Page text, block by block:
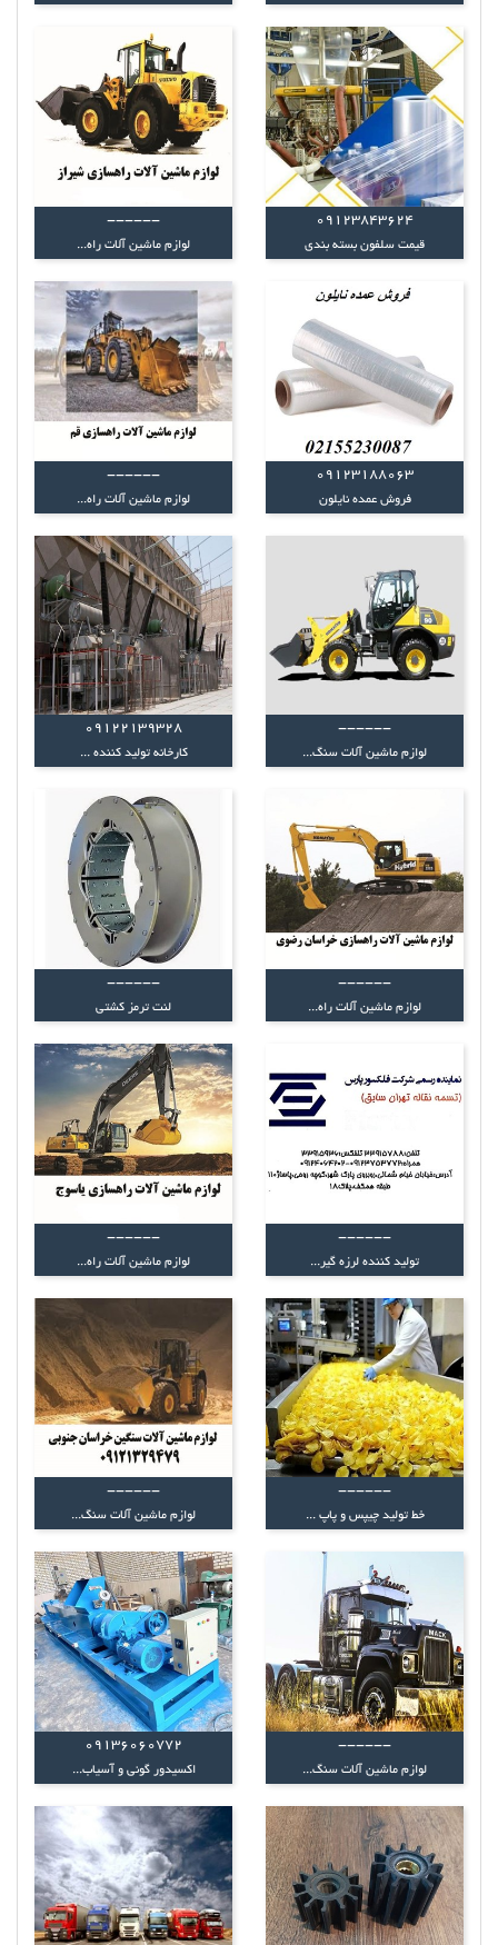
۰۹۱۲۳۸۴۳۶۲۴
قیمت سلفون بسته بندی
------
لوازم ماشین آلات راه...
09123188063
فروش عمده نایلون
------
لوازم ماشین آلات راه...
------
لوازم ماشین آلات سنگ...
09122139328
کارخانه تولید کننده ...
------
لوازم ماشین آلات راه...
------
لنت ترمز کشتی
------
تولید کننده لرزه گیر...
------
لوازم ماشین آلات راه...
------
خط تولید چیپس و پاپ ...
------
لوازم ماشین آلات سنگ...
------
لوازم ماشین آلات سنگ...
09136060772
اکسیدور گونی و آسیاب...